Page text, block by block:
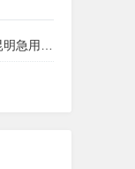
明应急周转